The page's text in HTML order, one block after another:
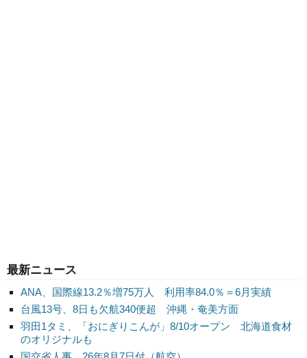
最新ニュース
ANA、国際線13.2％増75万人 利用率84.0％＝6月実績
台風13号、8日も欠航340便超 沖縄・奄美方面
羽田1タミ、「おにぎりこんが」8/10オープン 北海道食材
のオリジナルも